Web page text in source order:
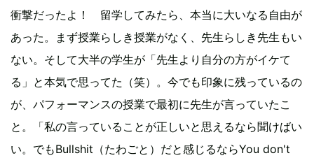
衝撃だったよ！ 留学してみたら、本当に大いなる自由が
あった。まず授業らしき授業がなく、先生らしき先生もい
ない。そして大半の学生が「先生より自分の方がイケて
る」と本気で思ってた（笑）。今でも印象に残っているの
が、パフォーマンスの授業で最初に先生が言っていたこ
と。「私の言っていることが正しいと思えるなら聞けばい
い。でもBullshit（たわごと）だと感じるならYou don't